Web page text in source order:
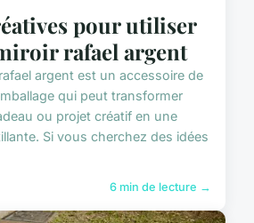
pour utiliser
rafael argent
argent est un accessoire de
qui peut transformer
ou projet créatif en une
Si vous cherchez des idées
6 min de lecture →